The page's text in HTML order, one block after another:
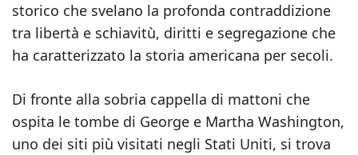
storico che svelano la profonda contraddizione
tra libertà e schiavitù, diritti e segregazione che
ha caratterizzato la storia americana per secoli.
Di fronte alla sobria cappella di mattoni che
ospita le tombe di George e Martha Washington,
uno dei siti più visitati negli Stati Uniti, si trova